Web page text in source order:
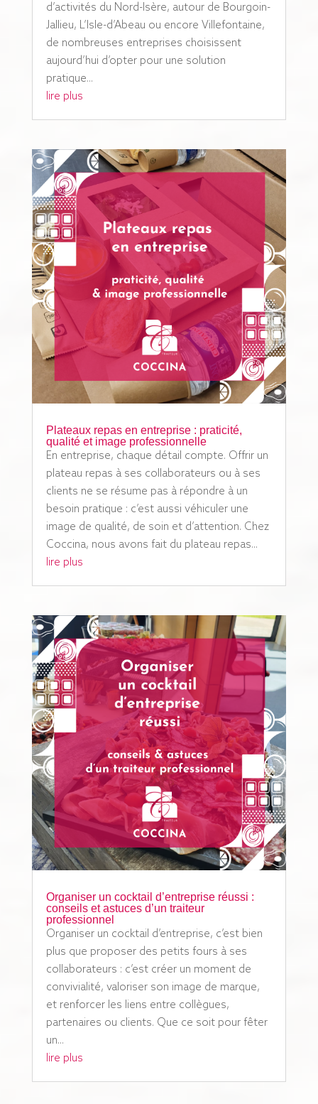
d’activités du Nord-Isère, autour de Bourgoin-
Jallieu, L’Isle-d’Abeau ou encore Villefontaine,
de nombreuses entreprises choisissent
aujourd’hui d’opter pour une solution
pratique...
lire plus
Plateaux repas en entreprise : praticité,
qualité et image professionnelle
En entreprise, chaque détail compte. Offrir un
plateau repas à ses collaborateurs ou à ses
clients ne se résume pas à répondre à un
besoin pratique : c’est aussi véhiculer une
image de qualité, de soin et d’attention. Chez
Coccina, nous avons fait du plateau repas...
lire plus
Organiser un cocktail d’entreprise réussi :
conseils et astuces d’un traiteur
professionnel
Organiser un cocktail d’entreprise, c’est bien
plus que proposer des petits fours à ses
collaborateurs : c’est créer un moment de
convivialité, valoriser son image de marque,
et renforcer les liens entre collègues,
partenaires ou clients. Que ce soit pour fêter
un...
lire plus